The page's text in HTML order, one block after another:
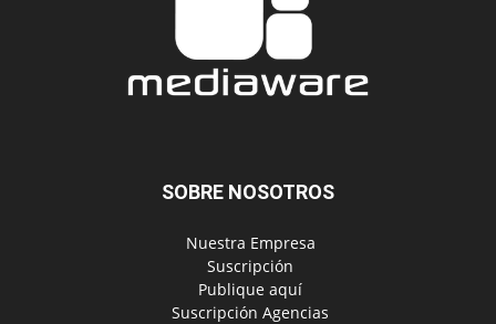
SOBRE NOSOTROS
‎ Nuestra Empresa
‎ Suscripción
‎ Publique aquí
‎ Suscripción Agencias